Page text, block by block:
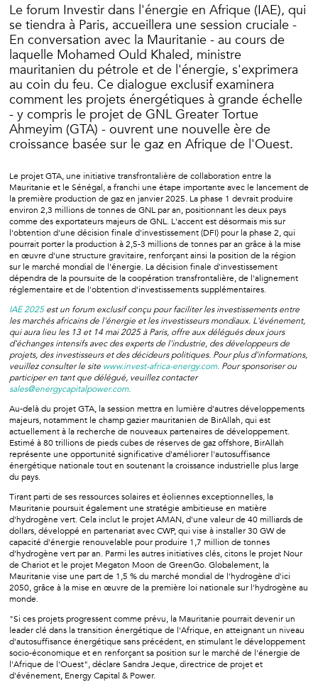
Le forum Investir dans l'énergie en Afrique (IAE), qui
se tiendra à Paris, accueillera une session cruciale -
En conversation avec la Mauritanie - au cours de
laquelle Mohamed Ould Khaled, ministre
mauritanien du pétrole et de l'énergie, s'exprimera
au coin du feu. Ce dialogue exclusif examinera
comment les projets énergétiques à grande échelle
- y compris le projet de GNL Greater Tortue
Ahmeyim (GTA) - ouvrent une nouvelle ère de
croissance basée sur le gaz en Afrique de l'Ouest.
Le projet GTA, une initiative transfrontalière de collaboration entre la
Mauritanie et le Sénégal, a franchi une étape importante avec le lancement de
la première production de gaz en janvier 2025. La phase 1 devrait produire
environ 2,3 millions de tonnes de GNL par an, positionnant les deux pays
comme des exportateurs majeurs de GNL. L'accent est désormais mis sur
l'obtention d'une décision finale d'investissement (DFI) pour la phase 2, qui
pourrait porter la production à 2,5-3 millions de tonnes par an grâce à la mise
en œuvre d'une structure gravitaire, renforçant ainsi la position de la région
sur le marché mondial de l'énergie. La décision finale d'investissement
dépendra de la poursuite de la coopération transfrontalière, de l'alignement
réglementaire et de l'obtention d'investissements supplémentaires.
IAE 2025est un forum exclusif conçu pour faciliter les investissements entre
les marchés africains de l'énergie et les investisseurs mondiaux. L'événement,
qui aura lieu les 13 et 14 mai 2025 à Paris, offre aux délégués deux jours
d'échanges intensifs avec des experts de l'industrie, des développeurs de
projets, des investisseurs et des décideurs politiques. Pour plus d'informations,
veuillez consulter le site www.invest-africa-energy.com. Pour sponsoriser ou
participer en tant que délégué, veuillez contacter
sales@energycapitalpower.com.
Au-delà du projet GTA, la session mettra en lumière d'autres développements
majeurs, notamment le champ gazier mauritanien de BirAllah, qui est
actuellement à la recherche de nouveaux partenaires de développement.
Estimé à 80 trillions de pieds cubes de réserves de gaz offshore, BirAllah
représente une opportunité significative d'améliorer l'autosuffisance
énergétique nationale tout en soutenant la croissance industrielle plus large
du pays.
Tirant parti de ses ressources solaires et éoliennes exceptionnelles, la
Mauritanie poursuit également une stratégie ambitieuse en matière
d'hydrogène vert. Cela inclut le projet AMAN, d'une valeur de 40 milliards de
dollars, développé en partenariat avec CWP, qui vise à installer 30 GW de
capacité d'énergie renouvelable pour produire 1,7 million de tonnes
d'hydrogène vert par an. Parmi les autres initiatives clés, citons le projet Nour
de Chariot et le projet Megaton Moon de GreenGo. Globalement, la
Mauritanie vise une part de 1,5 % du marché mondial de l'hydrogène d'ici
2050, grâce à la mise en œuvre de la première loi nationale sur l'hydrogène au
monde.
"Si ces projets progressent comme prévu, la Mauritanie pourrait devenir un
leader clé dans la transition énergétique de l'Afrique, en atteignant un niveau
d'autosuffisance énergétique sans précédent, en stimulant le développement
socio-économique et en renforçant sa position sur le marché de l'énergie de
l'Afrique de l'Ouest", déclare Sandra Jeque, directrice de projet et
d'événement, Energy Capital & Power.